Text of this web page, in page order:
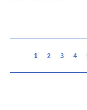
1 2 3 4